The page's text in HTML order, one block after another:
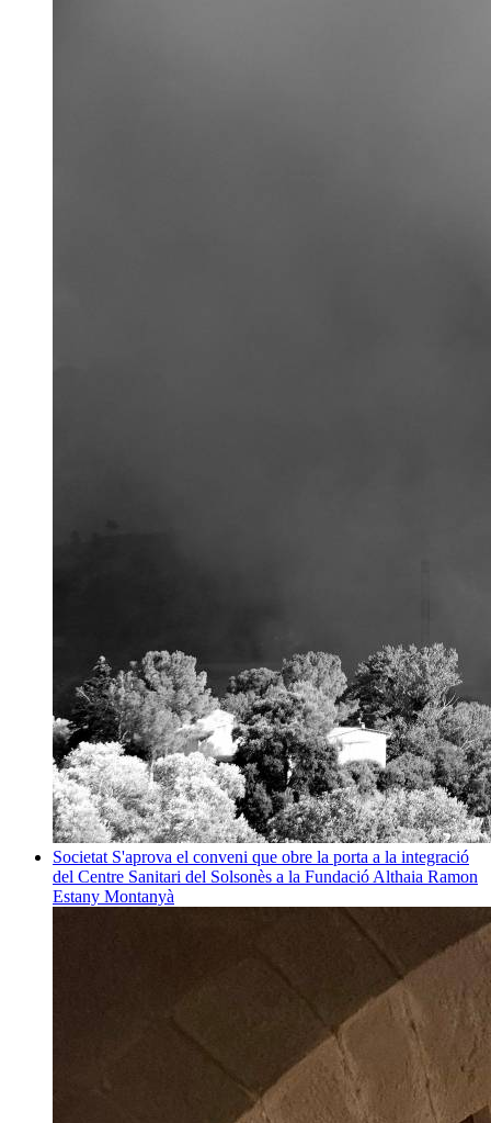
Societat S'aprova el conveni que obre la porta a la integració
del Centre Sanitari del Solsonès a la Fundació Althaia Ramon
Estany Montanyà